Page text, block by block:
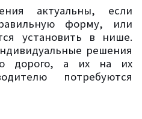
актуальны, если
форму, или
установить в нише.
решения
дорого, а их на их
потребуются